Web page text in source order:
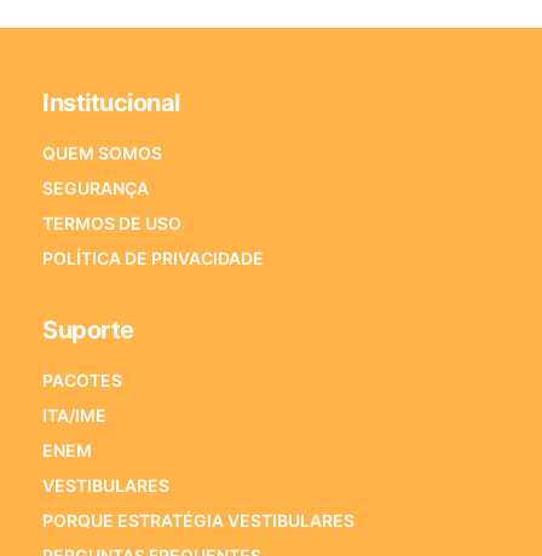
Institucional
QUEM SOMOS
SEGURANÇA
TERMOS DE USO
POLÍTICA DE PRIVACIDADE
Suporte
PACOTES
ITA/IME
ENEM
VESTIBULARES
PORQUE ESTRATÉGIA VESTIBULARES